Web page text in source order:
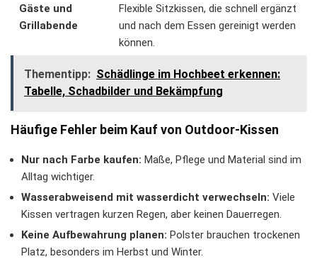
Gäste und
Grillabende
Flexible Sitzkissen, die schnell ergänzt
und nach dem Essen gereinigt werden
können.
Thementipp: Schädlinge im Hochbeet erkennen:
Tabelle, Schadbilder und Bekämpfung
Häufige Fehler beim Kauf von Outdoor-Kissen
Nur nach Farbe kaufen: Maße, Pflege und Material sind im
Alltag wichtiger.
Wasserabweisend mit wasserdicht verwechseln: Viele
Kissen vertragen kurzen Regen, aber keinen Dauerregen.
Keine Aufbewahrung planen: Polster brauchen trockenen
Platz, besonders im Herbst und Winter.